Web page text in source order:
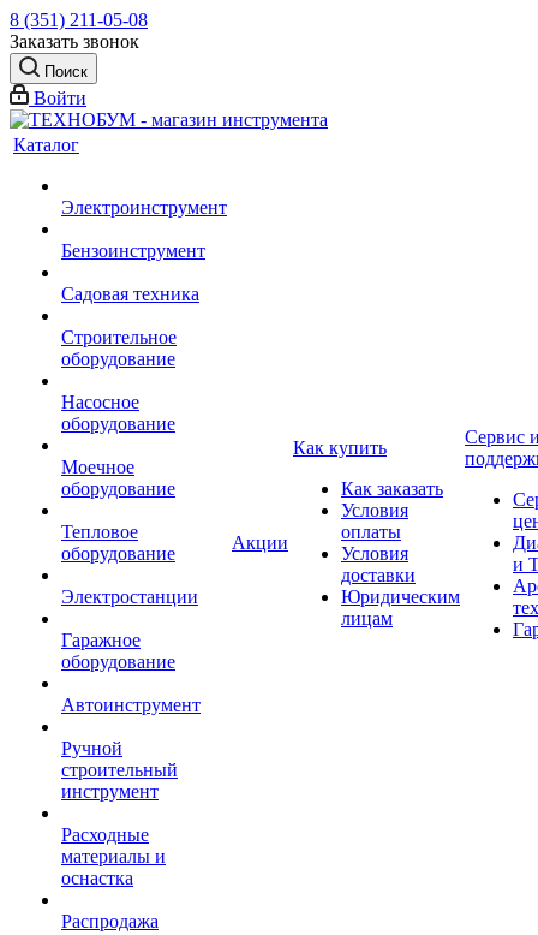
8 (351) 211-05-08
Заказать звонок
Поиск
Войти
Каталог
Электроинструмент
Бензоинструмент
Садовая техника
Строительное
оборудование
Насосное
оборудование
Моечное
оборудование
Тепловое
оборудование
Электростанции
Гаражное
оборудование
Автоинструмент
Ручной
строительный
инструмент
Расходные
материалы и
оснастка
Распродажа
Акции
Как купить
Как заказать
Условия
оплаты
Условия
доставки
Юридическим
лицам
Сервис
и